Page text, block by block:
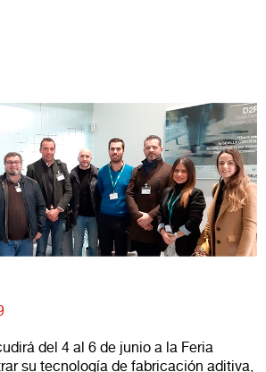
del 4 al 6 de junio a la Feria
su tecnología de fabricación aditiva,